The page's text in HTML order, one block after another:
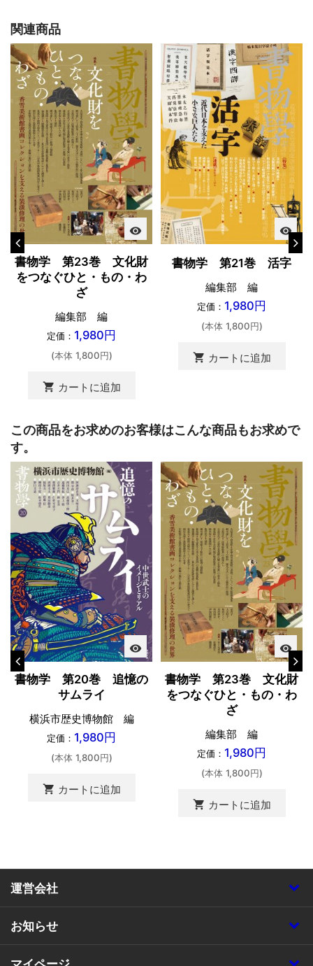
関連商品
visibility
書物学 第23巻 文化財
をつなぐひと・もの・わ
ざ
編集部 編
定価： 1,980円
(本体 1,800円)
shopping_cart カートに追加
visibility
書物学 第21巻 活字
編集部 編
定価： 1,980円
(本体 1,800円)
shopping_cart カートに追加
この商品をお求めのお客様はこんな商品もお求めで
す。
visibility
書物学 第20巻 追憶の
サムライ
横浜市歴史博物館 編
定価： 1,980円
(本体 1,800円)
shopping_cart カートに追加
visibility
書物学 第23巻 文化財
をつなぐひと・もの・わ
ざ
編集部 編
定価： 1,980円
(本体 1,800円)
shopping_cart カートに追加
運営会社
お知らせ